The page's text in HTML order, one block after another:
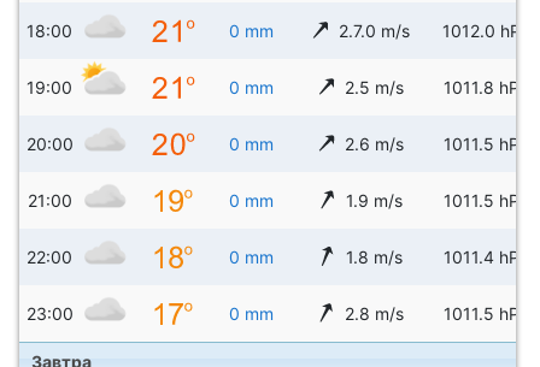
18:00 0 mm 2.7.0 m/s 1012.0 hPa
19:00 0 mm 2.5 m/s 1011.8 hPa
20:00 0 mm 2.6 m/s 1011.5 hPa
21:00 0 mm 1.9 m/s 1011.5 hPa
22:00 0 mm 1.8 m/s 1011.4 hPa
23:00 0 mm 2.8 m/s 1011.5 hPa
Завтра